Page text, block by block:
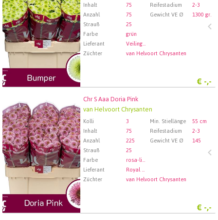
Inhalt
75 Reifestadium
2-3
Anzahl
75 Gewicht VE Ø
1300 gr.
Strauß
25
Farbe
grün
Lieferant
Veiling Rhein-Maas GmbH & Co. KG
Züchter
van Helvoort Chrysanten
€ -,-
Chr S Aaa Doria Pink
van Helvoort Chrysanten
Kolli 3 Min. Stiellänge
55 cm
Inhalt
75 Reifestadium
2-3
Anzahl
225 Gewicht VE Ø
145
Strauß
25
Farbe
rosa-lila
Lieferant
Royal FloraHolland Aalsmeer
Züchter
van Helvoort Chrysanten
€ -,-
Chr S Aaa Doria Pink
Wählen Sie zuerst ein Abfartdatum.